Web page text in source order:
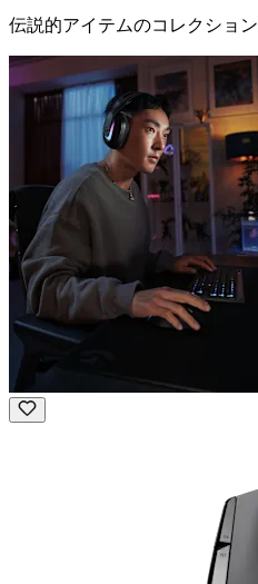
伝説的アイテムのコレクション